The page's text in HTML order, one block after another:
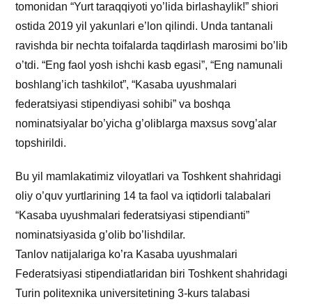
tomonidan “Yurt taraqqiyoti yo’lida birlashaylik!” shiori
ostida 2019 yil yakunlari e’lon qilindi. Unda tantanali
ravishda bir nechta toifalarda taqdirlash marosimi bo’lib
o’tdi. “Eng faol yosh ishchi kasb egasi”, “Eng namunali
boshlang’ich tashkilot”, “Kasaba uyushmalari
federatsiyasi stipendiyasi sohibi” va boshqa
nominatsiyalar bo’yicha g’oliblarga maxsus sovg’alar
topshirildi.
Bu yil mamlakatimiz viloyatlari va Toshkent shahridagi
oliy o’quv yurtlarining 14 ta faol va iqtidorli talabalari
“Kasaba uyushmalari federatsiyasi stipendianti”
nominatsiyasida g’olib bo’lishdilar.
Tanlov natijalariga ko’ra Kasaba uyushmalari
Federatsiyasi stipendiatlaridan biri Toshkent shahridagi
Turin politexnika universitetining 3-kurs talabasi